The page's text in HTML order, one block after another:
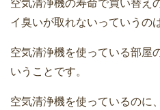
空気清浄機の寿命で買い替え
イ臭いが取れないっていうの
空気清浄機を使っている部屋
いうことです。
空気清浄機を使っているのに